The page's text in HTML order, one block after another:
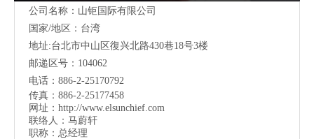
公司名称：山钜国际有限公司
国家/地区：台湾
地址:台北市中山区復兴北路430巷18号3楼
邮递区号：104062
电话：886-2-25170792
传真：886-2-25177458
网址： http://www.elsunchief.com
联络人：马蔚轩
职称：总经理